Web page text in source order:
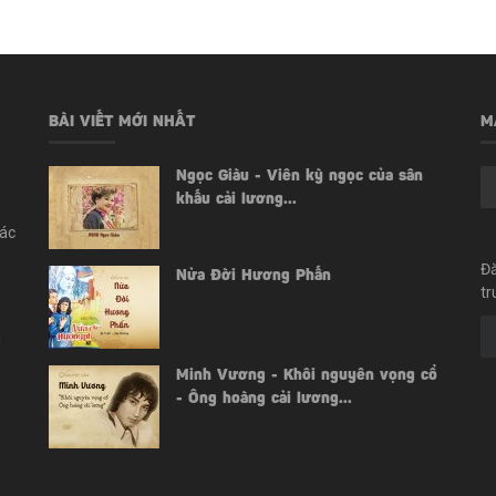
BÀI VIẾT MỚI NHẤT
Ngọc Giàu - Viên kỳ ngọc của sân
khấu cải lương...
Nửa Đời Hương Phấn
Minh Vương - Khôi nguyên vọng cổ
- Ông hoàng cải lương...